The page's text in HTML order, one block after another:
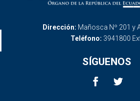
Dirección: Mañosca Nº 201 y
Teléfono: 3941800
SÍGUENOS